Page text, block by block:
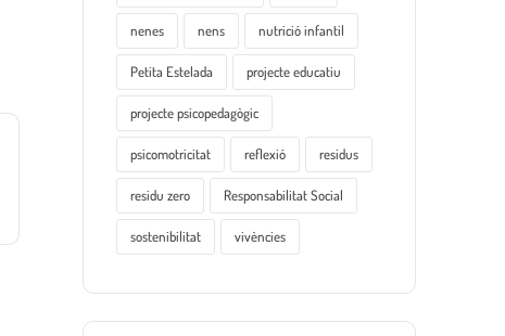
nenes nens nutrició infantil
Petita Estelada projecte educatiu
projecte psicopedagògic
psicomotricitat reflexió residus
residu zero Responsabilitat Social
sostenibilitat vivències